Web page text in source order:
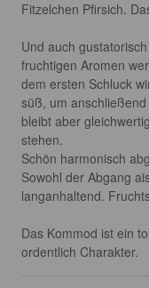
Fitzelchen Pfirsich.
Und auch
fruchtigen Aromen
dem ersten Schluck
süß, um
bleibt aber
stehen.
Schön harmonisch
Sowohl der Abgang
langanhaltend.
Das Kommod ist ein
ordentlich Charakter.